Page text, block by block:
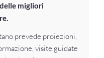
migliori
prevede proiezioni,
visite guidate